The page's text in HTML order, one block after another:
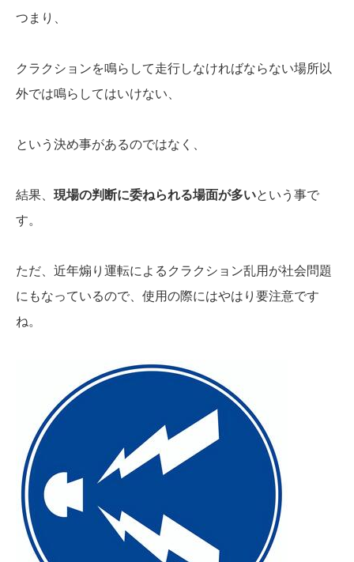
つまり、
クラクションを鳴らして走行しなければならない場所以
外では鳴らしてはいけない、
という決め事があるのではなく、
結果、 現場の判断に委ねられる場面が多いという事で
す。
ただ、近年煽り運転によるクラクション乱用が社会問題
にもなっているので、使用の際にはやはり要注意です
ね。